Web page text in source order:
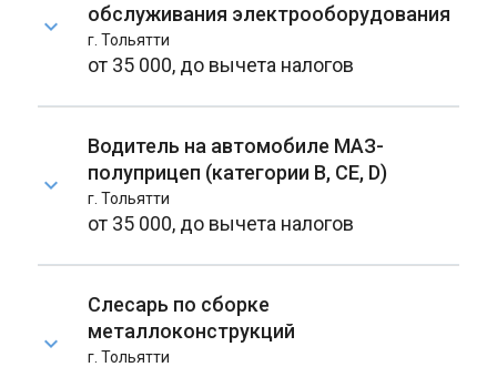
обслуживания электрооборудования
г. Тольятти
от 35 000, до вычета налогов
Водитель на автомобиле МАЗ-
полуприцеп (категории B, CE, D)
г. Тольятти
от 35 000, до вычета налогов
Слесарь по сборке
металлоконструкций
г. Тольятти